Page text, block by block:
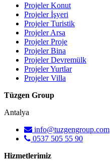
Projeler Konut
Projeler İşyeri
Projeler Turistik
Projeler Arsa
Projeler Proje
Projeler Bina
Projeler Devremülk
Projeler Yurtlar
Projeler Villa
Tüzgen Group
Antalya
info@tuzgengroup.com
0537 505 55 90
Hizmetlerimiz